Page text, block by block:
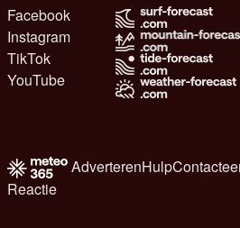
Facebook
Instagram
TikTok
YouTube
AdverterenHulp
Reactie